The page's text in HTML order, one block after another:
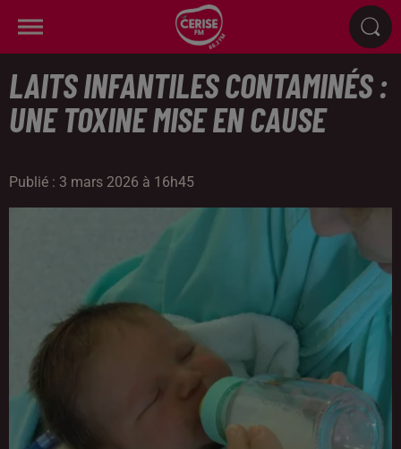
LAITS INFANTILES CONTAMINÉS :
UNE TOXINE MISE EN CAUSE
Publié : 3 mars 2026 à 16h45